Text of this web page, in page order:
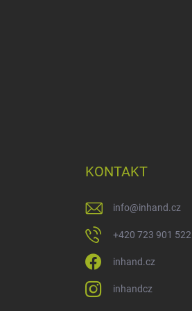
KONTAKT
info@inhand.cz
+420 723 901 522
inhand.cz
inhandcz